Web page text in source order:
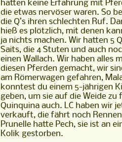
hatten keine Erfahrung mit
die etwas nervöser waren. So
die Q’s ihren schlechten Ruf.
hieß es plötzlich, mit denen
ja nichts machen. Wir hatten 5
Saits, die 4 Stuten und auch
einen Wallach. Wir haben alles
diesen Pferden gemacht, wir
am Römerwagen gefahren,
konntest du einem 5-jährigen
geben, um sie auf die Weide zu
Quinquina auch. LC haben wir
verkauft, die fährt noch
Prunelle hatte Pech, sie ist an
Kolik gestorben.